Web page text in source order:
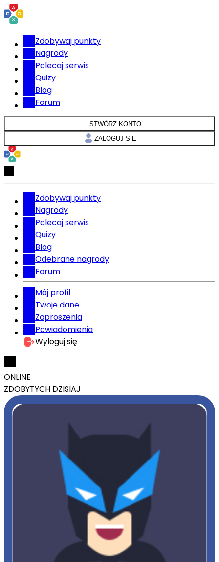
Zdobywaj punkty
Nagrody
Polecaj serwis
Quizy
Blog
Forum
STWÓRZ KONTO
ZALOGUJ SIĘ
Zdobywaj punkty
Nagrody
Polecaj serwis
Quizy
Blog
Odebrane nagrody
Forum
Mój profil
Twoje dane
Zaproszenia
Powiadomienia
Wyloguj się
ONLINE
ZDOBYTYCH DZISIAJ